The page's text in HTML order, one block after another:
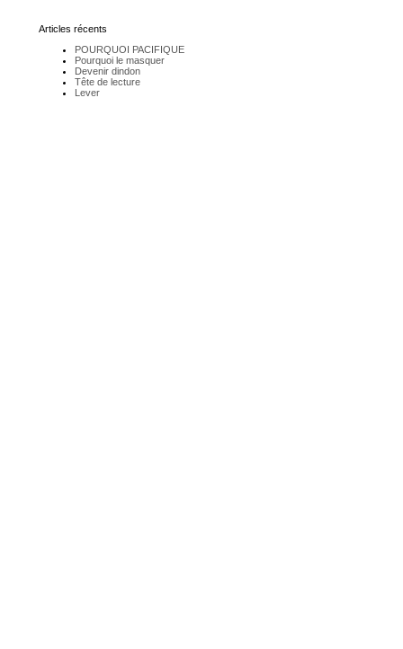
Articles récents
POURQUOI PACIFIQUE
Pourquoi le masquer
Devenir dindon
Tête de lecture
Lever